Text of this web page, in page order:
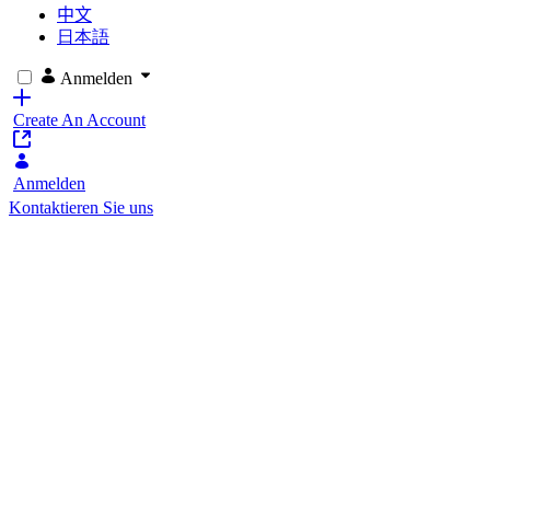
中文
日本語
Anmelden
Create An Account
Anmelden
Kontaktieren Sie uns